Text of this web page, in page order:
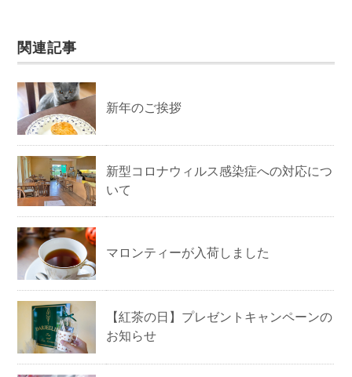
関連記事
新年のご挨拶
新型コロナウィルス感染症への対応につ
いて
マロンティーが入荷しました
【紅茶の日】プレゼントキャンペーンの
お知らせ